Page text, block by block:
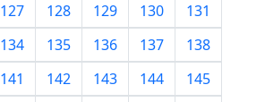
127 128 129 130
131
134 135 136 137
138
141 142 143 144
145